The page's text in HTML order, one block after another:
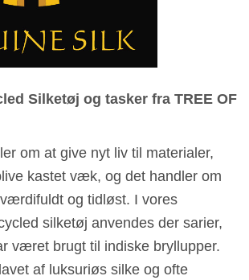
Silketøj og tasker fra TREE OF
om at give nyt liv til materialer,
kastet væk, og det handler om
og tidløst. I vores
silketøj anvendes der sarier,
været brugt til indiske bryllupper.
af luksuriøs silke og ofte